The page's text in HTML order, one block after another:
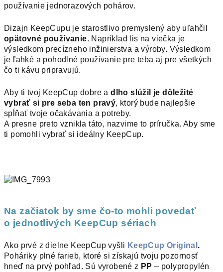
používanie jednorazových pohárov.
Dizajn KeepCupu je starostlivo premyslený aby uľahčil
opätovné používanie. Napríklad lis na viečka je
výsledkom precízneho inžinierstva a výroby. Výsledkom
je ľahké a pohodlné používanie pre teba aj pre všetkých
čo ti kávu pripravujú.
Aby ti tvoj KeepCup dobre adlho slúžil je dôležité
vybrať si pre seba ten pravý, ktorý bude najlepšie
spĺňať tvoje očakávania a potreby.
A presne preto vznikla táto, nazvime to príručka. Aby sme
ti pomohli vybrať si ideálny KeepCup.
Na začiatok by sme čo-to mohli povedať
o jednotlivých KeepCup sériach
Ako prvé z dielne KeepCup vyšli KeepCup Original .
Poháriky plné farieb, ktoré si získajú tvoju pozornosť
hneď na prvý pohľad. Sú vyrobené z PP – polypropylén